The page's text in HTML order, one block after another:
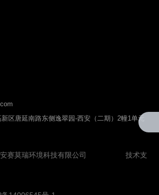
区唐延南路东侧逸翠园-西安（二期）2幢1单元
西安赛莫瑞环境科技有限公司 技术支